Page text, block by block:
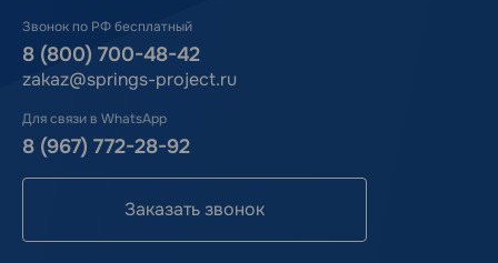
Звонок по РФ бесплатный
8 (800) 700-48-42
zakaz@springs-project.ru
Для связи в WhatsApp
8 (967) 772-28-92
Заказать звонок